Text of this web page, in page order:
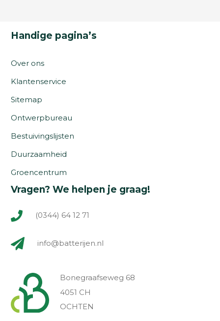
Handige pagina’s
Over ons
Klantenservice
Sitemap
Ontwerpbureau
Bestuivingslijsten
Duurzaamheid
Groencentrum
Vragen? We helpen je graag!
(0344) 64 12 71
info@batterijen.nl
Bonegraafseweg 68
4051 CH
OCHTEN